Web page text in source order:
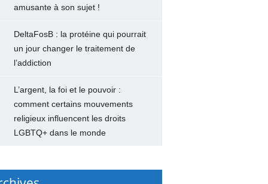
amusante à son sujet !
DeltaFosB : la protéine qui pourrait
un jour changer le traitement de
l’addiction
L’argent, la foi et le pouvoir :
comment certains mouvements
religieux influencent les droits
LGBTQ+ dans le monde